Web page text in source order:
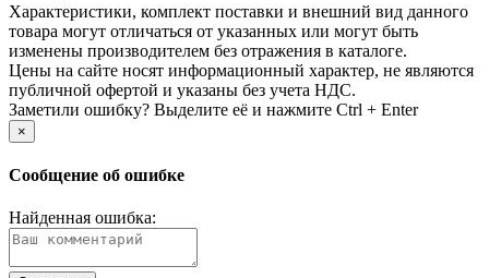
Xарактеристики, комплект поставки и внешний вид данного
товара могут отличаться от указанных или могут быть
изменены производителем без отражения в каталоге.
Цены на сайте носят информационный характер, не являются
публичной офертой и указаны без учета НДС.
Заметили ошибку? Выделите её и нажмите Ctrl + Enter
×
Сообщение об ошибке
Найденная ошибка: